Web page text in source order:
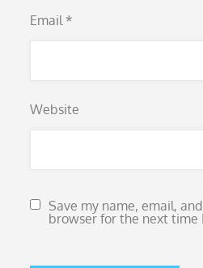
Email *
Website
Save my name, email,
browser for the next time